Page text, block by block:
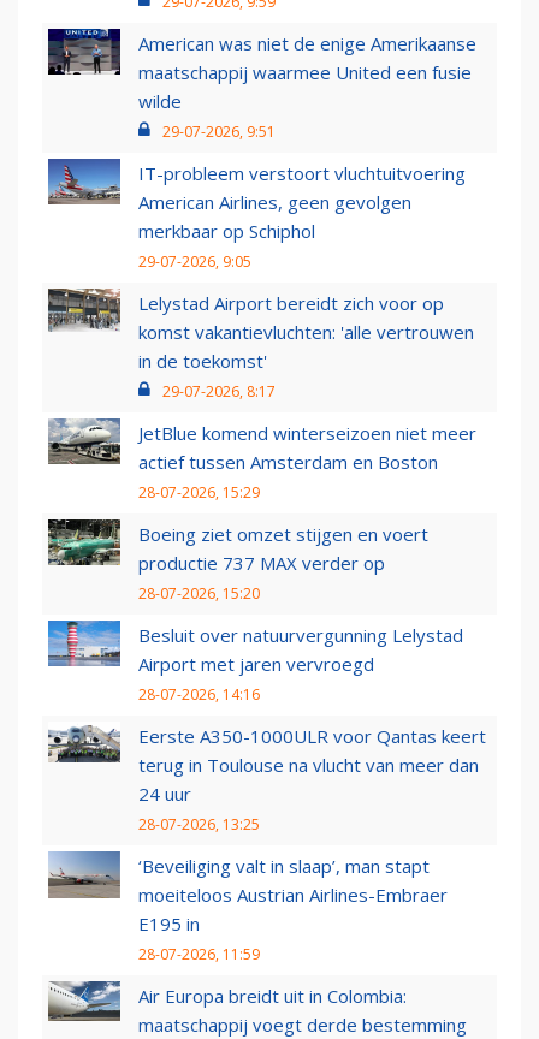
American was niet de enige Amerikaanse
maatschappij waarmee United een fusie
wilde
29-07-2026, 9:51
IT-probleem verstoort vluchtuitvoering
American Airlines, geen gevolgen
merkbaar op Schiphol
29-07-2026, 9:05
Lelystad Airport bereidt zich voor op
komst vakantievluchten: 'alle vertrouwen
in de toekomst'
29-07-2026, 8:17
JetBlue komend winterseizoen niet meer
actief tussen Amsterdam en Boston
28-07-2026, 15:29
Boeing ziet omzet stijgen en voert
productie 737 MAX verder op
28-07-2026, 15:20
Besluit over natuurvergunning Lelystad
Airport met jaren vervroegd
28-07-2026, 14:16
Eerste A350-1000ULR voor Qantas keert
terug in Toulouse na vlucht van meer dan
24 uur
28-07-2026, 13:25
‘Beveiliging valt in slaap’, man stapt
moeiteloos Austrian Airlines-Embraer
E195 in
28-07-2026, 11:59
Air Europa breidt uit in Colombia:
maatschappij voegt derde bestemming